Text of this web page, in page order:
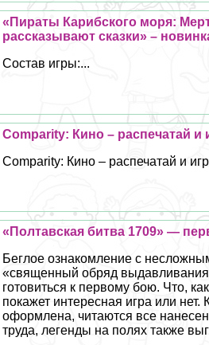
«Пираты Карибского моря:
рассказывают сказки» –
Состав игры:...
Comparity: Кино – распечатай и
Comparity: Кино – распечатай и
«Полтавская битва 1709» —
Беглое ознакомление с
«священный обряд
готовиться к первому бою. Что,
покажет интересная игра или нет.
оформлена, читаются все
труда, легенды на полях также